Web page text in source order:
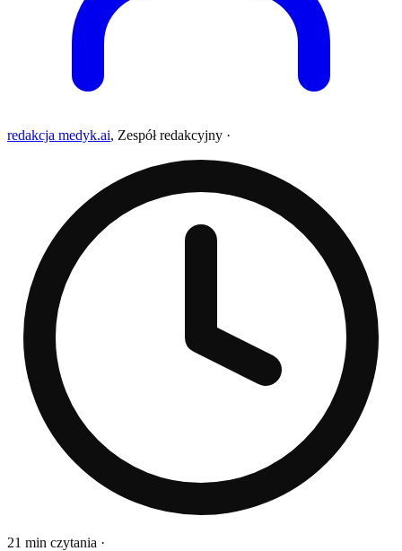
redakcja medyk.ai, Zespół redakcyjny ·
21 min czytania ·